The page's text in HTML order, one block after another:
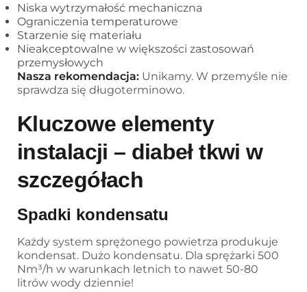
Niska wytrzymałość mechaniczna
Ograniczenia temperaturowe
Starzenie się materiału
Nieakceptowalne w większości zastosowań
przemysłowych
Nasza rekomendacja: Unikamy. W przemyśle nie
sprawdza się długoterminowo.
Kluczowe elementy
instalacji – diabeł tkwi w
szczegółach
Spadki kondensatu
Każdy system sprężonego powietrza produkuje
kondensat. Dużo kondensatu. Dla sprężarki 500
Nm³/h w warunkach letnich to nawet 50-80
litrów wody dziennie!